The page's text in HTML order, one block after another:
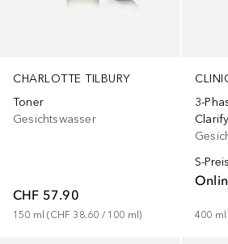
CHARLOTTE TILBURY
Toner
Gesichtswasser
CHF 57.90
150 ml (CHF 38.60 / 100 ml)
3-
S-Preis
400 ml